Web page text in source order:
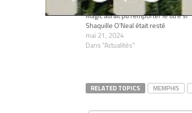
Penny Hardaway pense que le
Magic aurait pu remporter le titre si
Shaquille O’Neal était resté
mai 21, 2024
Dans "Actualités"
RELATED TOPICS MEMPHIS